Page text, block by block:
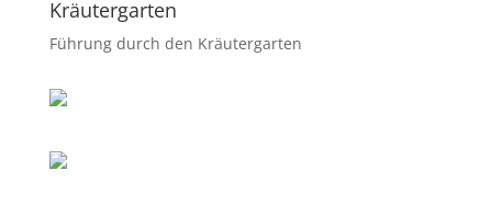
Kräutergarten
Führung durch den Kräutergarten